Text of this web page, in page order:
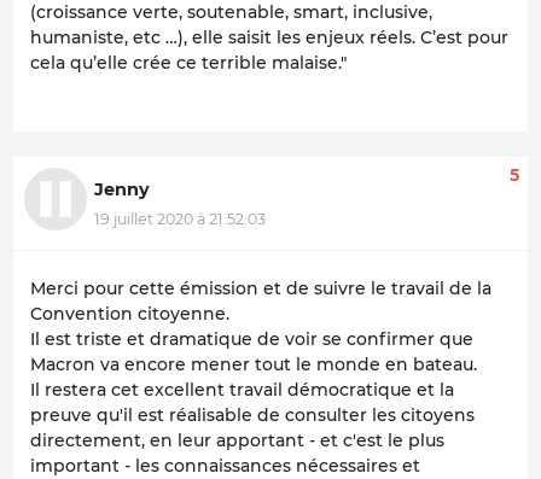
(croissance verte, soutenable, smart, inclusive,
humaniste, etc …), elle saisit les enjeux réels. C’est pour
cela qu’elle crée ce terrible malaise."
Jenny
19 juillet 2020 à 21:52:03
5
Merci pour cette émission et de suivre le travail de la
Convention citoyenne.
Il est triste et dramatique de voir se confirmer que
Macron va encore mener tout le monde en bateau.
Il restera cet excellent travail démocratique et la
preuve qu'il est réalisable de consulter les citoyens
directement, en leur apportant - et c'est le plus
important - les connaissances nécessaires et